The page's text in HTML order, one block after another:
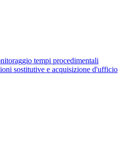
tempi procedimentali
sostitutive e acquisizione d'ufficio